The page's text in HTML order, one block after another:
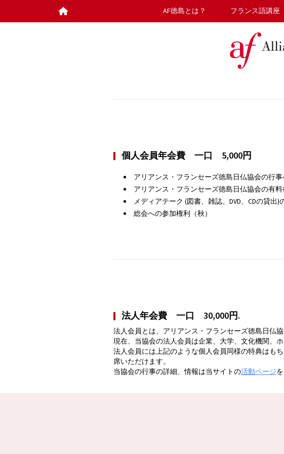
AF徳島とは？ フランス語講座
個人会員年会費 一口 5,000円
アリアンス・フランセーズ徳島日仏協会の行
アリアンス・フランセーズ徳島日仏協会の有
メディアテーク (図書、雑誌、DVD、CDの貸出)
総会への参加権利（秋）
法人年会費 一口 30,000円.
法人会員とは、アリアンス・フランセーズ徳島日仏
現在、当協会の法人会員は企業、大学、文化機関、
法人会員には上記のような個人会員同様の特典はも
席いただけます。
当協会の行事の詳細、情報は当サイトの活動ページ